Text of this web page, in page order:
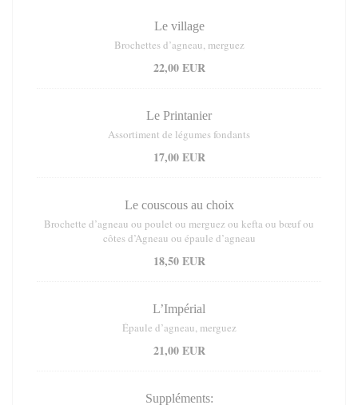
Le village
Brochettes d’agneau, merguez
22,00 EUR
Le Printanier
Assortiment de légumes fondants
17,00 EUR
Le couscous au choix
Brochette d’agneau ou poulet ou merguez ou kefta ou bœuf ou
côtes d’Agneau ou épaule d’agneau
18,50 EUR
L’Impérial
Épaule d’agneau, merguez
21,00 EUR
Suppléments: